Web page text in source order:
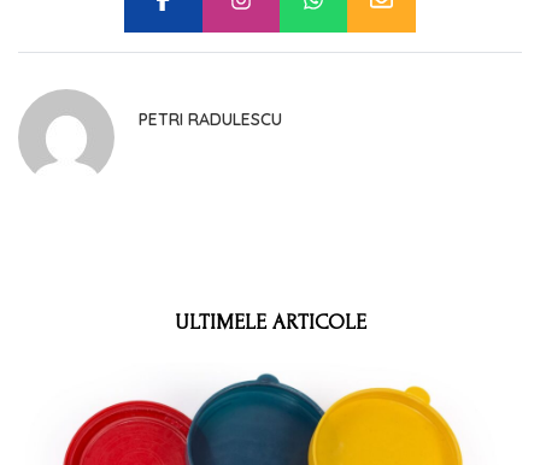
PETRI RADULESCU
ULTIMELE ARTICOLE